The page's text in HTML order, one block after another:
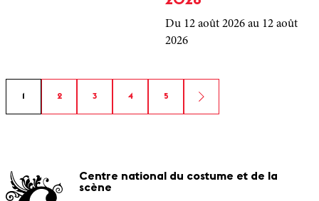
Du 12 août 2026 au 12 août
2026
1 2 3 4 5
Centre national du costume et de la
scène